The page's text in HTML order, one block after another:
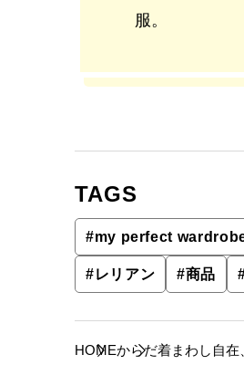
服。
TAGS
#my perfect
#レリアン #商品
HOMEからだ着まわし自在